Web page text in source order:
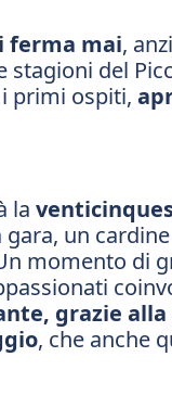
ferma mai,
del
primi ospiti,
la
gara, un
momento di
grazie
, che anche